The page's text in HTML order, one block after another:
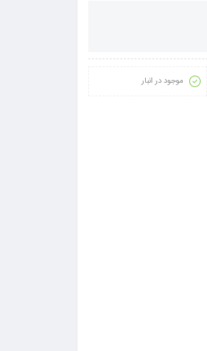
موجود در انبار